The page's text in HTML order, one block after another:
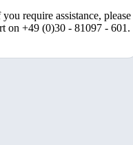
require assistance, please
on +49 (0)30 - 81097 - 601.